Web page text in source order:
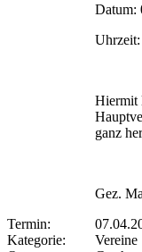
Datum:
Hiermit
ganz
Gez.
Termin:
Kategorie:
Vereine